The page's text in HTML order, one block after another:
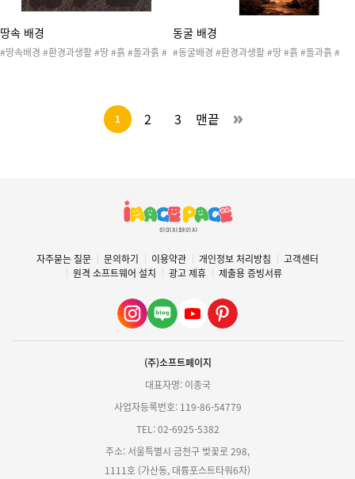
땅속 배경
#땅속배경 #환경과생활 #땅 #흙 #돌과흙 #
동굴 배경
#동굴배경 #환경과생활 #땅 #흙 #돌과흙 #
1 2 3 맨끝
자주묻는 질문 문의하기 이용약관 개인정보 처리방침
고객센터
원격 소프트웨어 설치
광고 제휴 제출용 증빙서류
(주)소프트페이지
대표자명: 이종국
사업자등록번호: 119-86-54779
TEL: 02-6925-5382
주소: 서울특별시 금천구 벚꽃로 298,
1111호 (가산동, 대륭포스트타워6차)